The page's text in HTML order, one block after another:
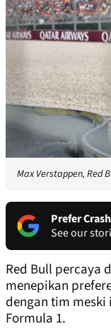
Max Verstappen, Red
Prefer
See our
Red Bull percaya
menepikan
dengan tim
Formula 1.